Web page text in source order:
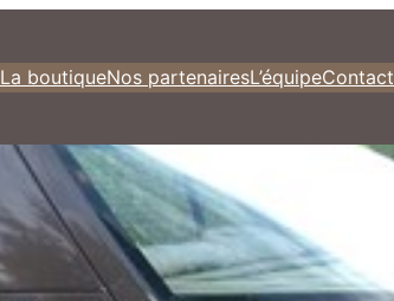
La boutiqueNos partenairesL’équipeContact